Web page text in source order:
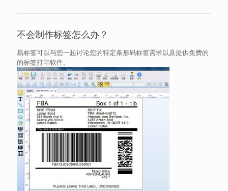
不会制作标签怎么办？
易标签可以与您一起讨论您的特定条形码标签需求以及提供免费的
的标签打印软件。